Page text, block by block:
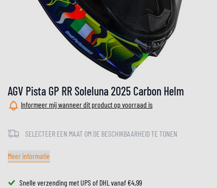
AGV Pista GP RR Soleluna 2025 Carbon Helm
Informeer mij wanneer dit product op voorraad is
SELECTEER EEN MAAT OM DE BESCHIKBAARHEID TE TONEN
Meer informatie
Snelle verzending met UPS of DHL vanaf €4,99